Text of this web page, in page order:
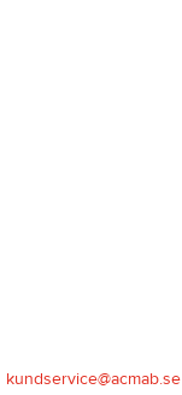
kundservice@acmab.se